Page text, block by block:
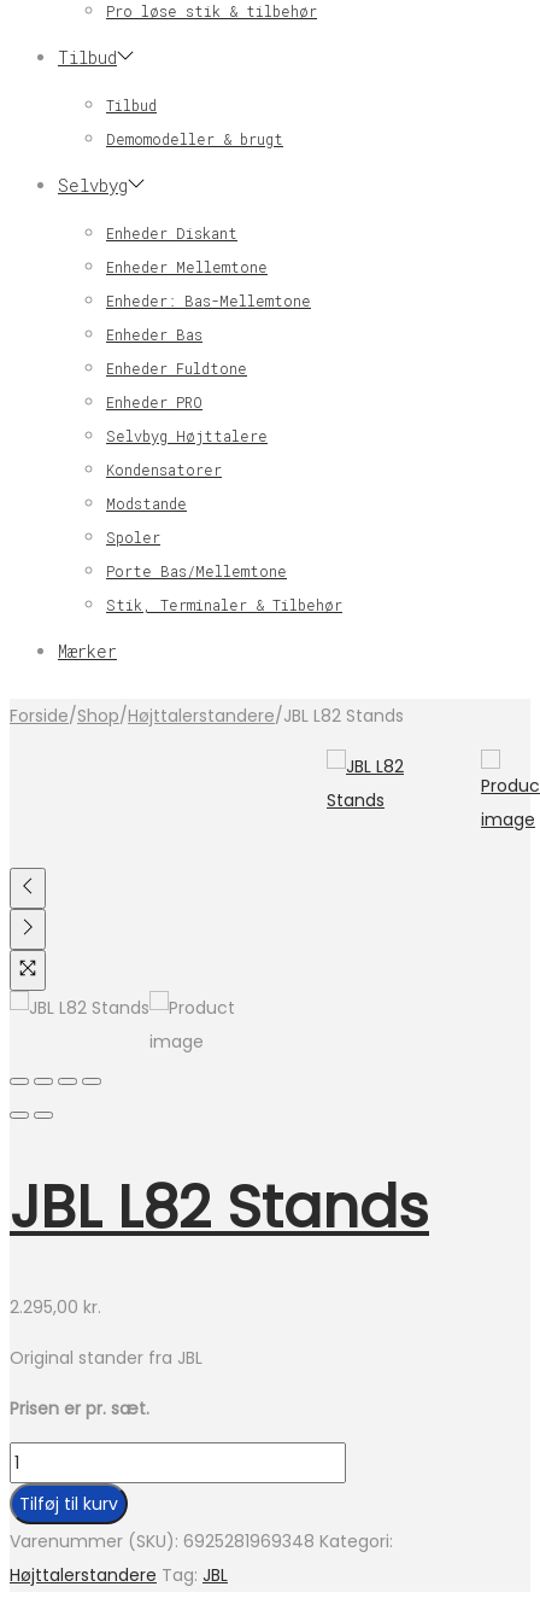
Pro løse stik & tilbehør
Tilbud
Tilbud
Demomodeller & brugt
Selvbyg
Enheder Diskant
Enheder Mellemtone
Enheder: Bas-Mellemtone
Enheder Bas
Enheder Fuldtone
Enheder PRO
Selvbyg Højttalere
Kondensatorer
Modstande
Spoler
Porte Bas/Mellemtone
Stik, Terminaler & Tilbehør
Mærker
Forside/Shop/Højttalerstandere/JBL L82 Stands
JBL L82 Stands
2.295,00 kr.
Original stander fra JBL
Prisen er pr. sæt.
JBL
L82
Stands
Tilføj til kurv
Varenummer (SKU): 6925281969348 Kategori:
Højttalerstandere Tag: JBL